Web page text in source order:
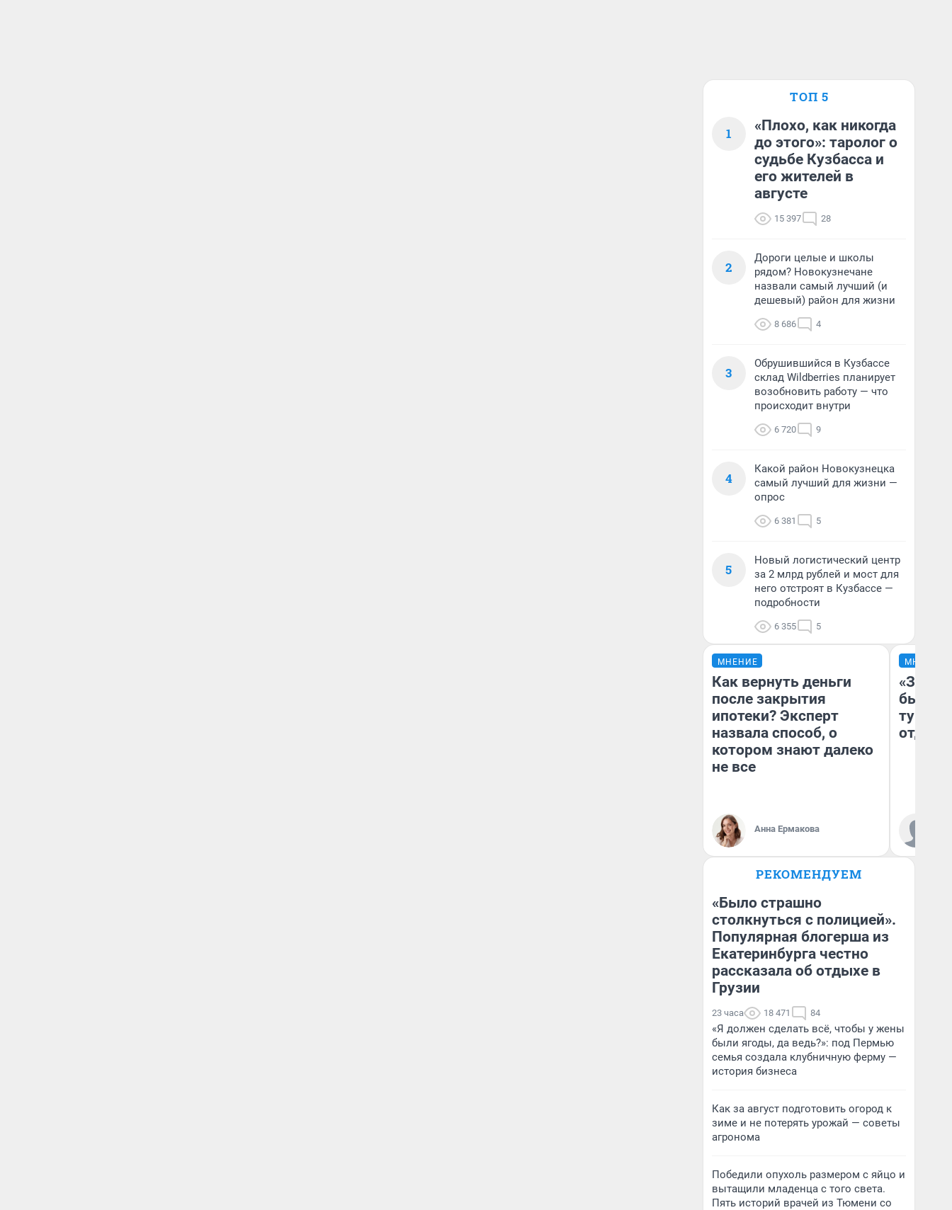
ТОП 5
1
«Плохо, как никогда
до этого»: таролог о
судьбе Кузбасса и
его жителей в
августе
15 397 28
2
Дороги целые и школы
рядом? Новокузнечане
назвали самый лучший (и
дешевый) район для жизни
8 686 4
3
Обрушившийся в Кузбассе
склад Wildberries планирует
возобновить работу — что
происходит внутри
6 720 9
4
Какой район Новокузнецка
самый лучший для жизни —
опрос
6 381 5
5
Новый логистический центр
за 2 млрд рублей и мост для
него отстроят в Кузбассе —
подробности
6 355 5
МНЕНИЕ
Как вернуть деньги
после закрытия
ипотеки? Эксперт
назвала способ, о
котором знают далеко
не все
Анна Ермакова
МНЕНИЕ
«За
были
РЕКОМЕНДУЕМ
«Было страшно
столкнуться с полицией».
Популярная блогерша из
Екатеринбурга честно
рассказала об отдыхе в
Грузии
23 часа 18 471 84
«Я должен сделать всё, чтобы у жены
были ягоды, да ведь?»: под Пермью
семья создала клубничную ферму —
история бизнеса
Как за август подготовить огород к
зиме и не потерять урожай — советы
агронома
Победили опухоль размером с яйцо и
вытащили младенца с того света.
Пять историй врачей из Тюмени со